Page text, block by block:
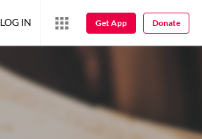
LOG IN Get App Donate